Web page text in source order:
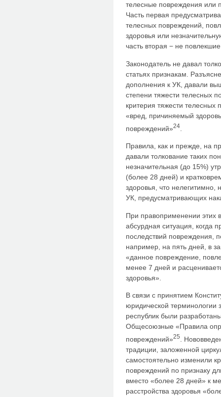
телесные повреждения или
Часть первая
телесных повреждений,
здоровья или
часть вторая − не
Законодатель не давал
статьях признакам.
дополнения к УК, давали
степени тяжести телесных
критерия тяжести телесных
«вред, причиняемый
повреждений»24
Правила, как и прежде, на
давали толкование таких
незначительная (до 15%)
(более 28 дней) и
здоровья, что нелегитимно,
УК, предусматривающих
При правоприменении этих
абсурдная ситуация, когда
последствий повреждения,
например, на пять дней, в
«данное повреждение,
менее 7 дней и
здоровья».
В связи с принятием
юридической терминологии
республик были
Общесоюзные «Правила
повреждений»25
.
традиции, заложенной
самостоятельно изменили
повреждений по признаку
вместо «более 28 дней» к
расстройства здоровья